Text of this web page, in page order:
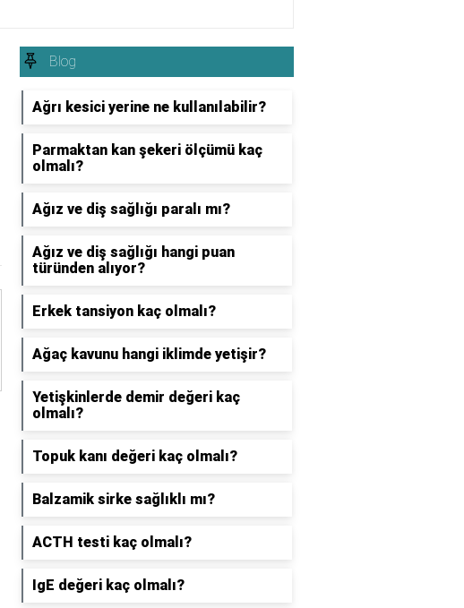
Blog
Ağrı kesici yerine ne kullanılabilir?
Parmaktan kan şekeri ölçümü kaç
olmalı?
Ağız ve diş sağlığı paralı mı?
Ağız ve diş sağlığı hangi puan
türünden alıyor?
Erkek tansiyon kaç olmalı?
Ağaç kavunu hangi iklimde yetişir?
Yetişkinlerde demir değeri kaç
olmalı?
Topuk kanı değeri kaç olmalı?
Balzamik sirke sağlıklı mı?
ACTH testi kaç olmalı?
IgE değeri kaç olmalı?